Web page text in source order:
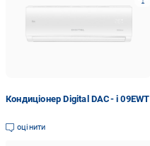
Кондиціонер Digital DAC- i 09EWT
оцінити